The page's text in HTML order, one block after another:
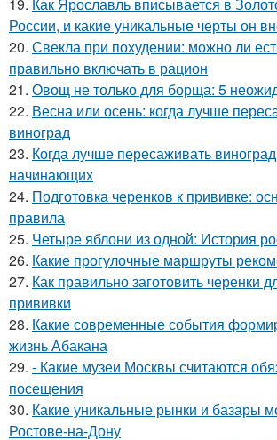
России, и какие уникальные черты он
20. Свекла при похудении: можно ли
правильно включать в рацион
21. Овощ не только для борща: 5
22. Весна или осень: когда лучше
виноград
23. Когда лучше пересаживать
начинающих
24. Подготовка черенков к прививке:
правила
25. Четыре яблони из одной: История
26. Какие прогулочные маршруты
27. Как правильно заготовить черенки
прививки
28. Какие современные события
жизнь Абакана
29. - Какие музеи Москвы считаются
посещения
30. Какие уникальные рынки и базары
Ростове-на-Дону